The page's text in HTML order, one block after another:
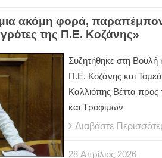
ακόμη φορά,
της Π.Ε. Κοζάνης»
Συζητήθηκε στη Βουλή
Π.Ε. Κοζάνης και
Καλλιόπης Βέττα
και Τροφίμων
Διαβάστε
28 Απρίλιος 2026